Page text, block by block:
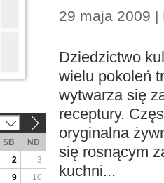
29 maja 2009
Dziedzictwo
wielu pokoleń
wytwarza się
receptury.
oryginalna
się rosnącym
kuchni...
SB
ND
2
3
9
10